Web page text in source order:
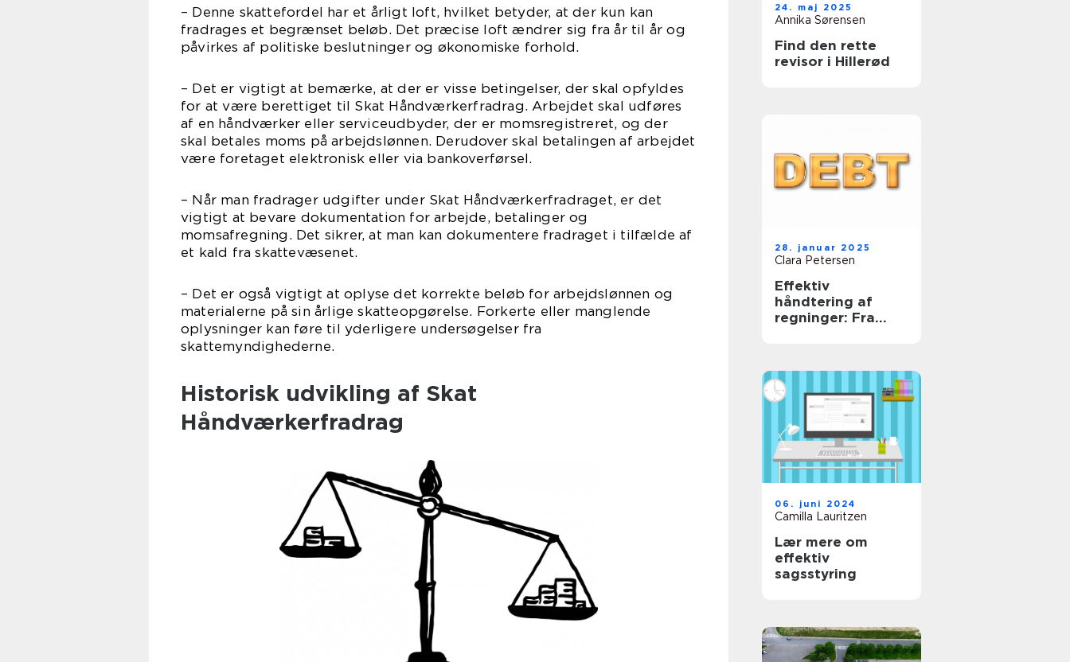
– Denne skattefordel har et årligt loft, hvilket betyder, at der kun kan
fradrages et begrænset beløb. Det præcise loft ændrer sig fra år til år og
påvirkes af politiske beslutninger og økonomiske forhold.
– Det er vigtigt at bemærke, at der er visse betingelser, der skal opfyldes
for at være berettiget til Skat Håndværkerfradrag. Arbejdet skal udføres
af en håndværker eller serviceudbyder, der er momsregistreret, og der
skal betales moms på arbejdslønnen. Derudover skal betalingen af arbejdet
være foretaget elektronisk eller via bankoverførsel.
– Når man fradrager udgifter under Skat Håndværkerfradraget, er det
vigtigt at bevare dokumentation for arbejde, betalinger og
momsafregning. Det sikrer, at man kan dokumentere fradraget i tilfælde af
et kald fra skattevæsenet.
– Det er også vigtigt at oplyse det korrekte beløb for arbejdslønnen og
materialerne på sin årlige skatteopgørelse. Forkerte eller manglende
oplysninger kan føre til yderligere undersøgelser fra
skattemyndighederne.
Historisk udvikling af Skat
Håndværkerfradrag
24. maj 2025
Annika Sørensen
Find den rette
revisor i Hillerød
28. januar 2025
Clara Petersen
Effektiv
håndtering af
regninger: Fra
balance
06. juni 2024
Camilla Lauritzen
Lær mere om
effektiv
sagsstyring